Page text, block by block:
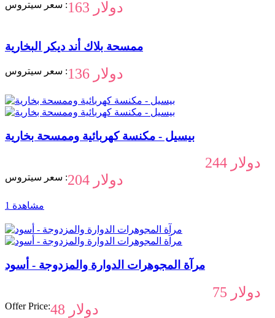
سعر سيتروس : 163 دولار
ممسحة بلاك أند ديكر البخارية
سعر سيتروس : 136 دولار
بيسيل - مكنسة كهربائية وممسحة بخارية
244 دولار
سعر سيتروس : 204 دولار
1 مشاهدة
مرآة المجوهرات الدوارة والمزدوجة - أسود
75 دولار
Offer Price: 48 دولار